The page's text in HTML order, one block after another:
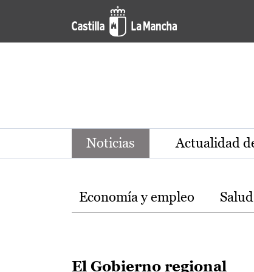
Pasar al contenido principal
Noticias de la región de
Noticias Actualidad
Temas
Economía y empleo Salud
El Gobierno regional